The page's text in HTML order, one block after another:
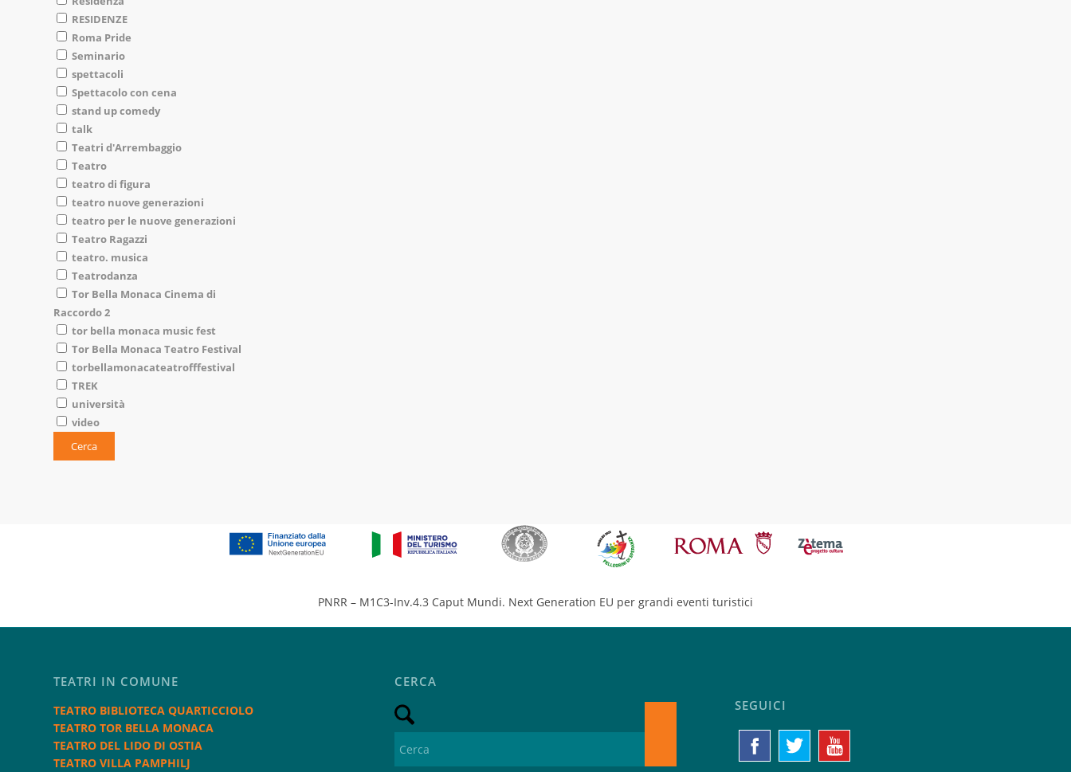
RESIDENZE
Roma Pride
Seminario
spettacoli
Spettacolo con cena
stand up comedy
talk
Teatri d'Arrembaggio
Teatro
teatro di figura
teatro nuove generazioni
teatro per le nuove generazioni
Teatro Ragazzi
teatro. musica
Teatrodanza
Tor Bella Monaca Cinema di
Raccordo 2
tor bella monaca music fest
Tor Bella Monaca Teatro Festival
torbellamonacateatrofffestival
TREK
università
video
PNRR – M1C3-Inv.4.3 Caput Mundi. Next Generation EU per grandi eventi turistici
TEATRI IN COMUNE
TEATRO BIBLIOTECA QUARTICCIOLO
TEATRO TOR BELLA MONACA
TEATRO DEL LIDO DI OSTIA
TEATRO VILLA PAMPHILJ
CERCA
SEGUICI